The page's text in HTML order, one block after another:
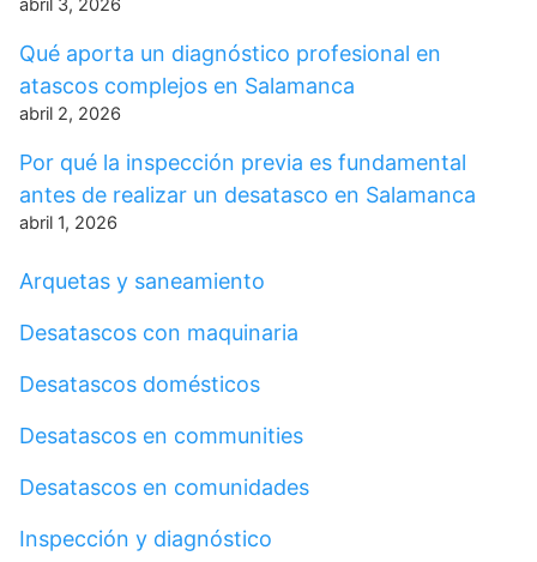
abril 3, 2026
Qué aporta un diagnóstico profesional en
atascos complejos en Salamanca
abril 2, 2026
Por qué la inspección previa es fundamental
antes de realizar un desatasco en Salamanca
abril 1, 2026
Arquetas y saneamiento
Desatascos con maquinaria
Desatascos domésticos
Desatascos en communities
Desatascos en comunidades
Inspección y diagnóstico